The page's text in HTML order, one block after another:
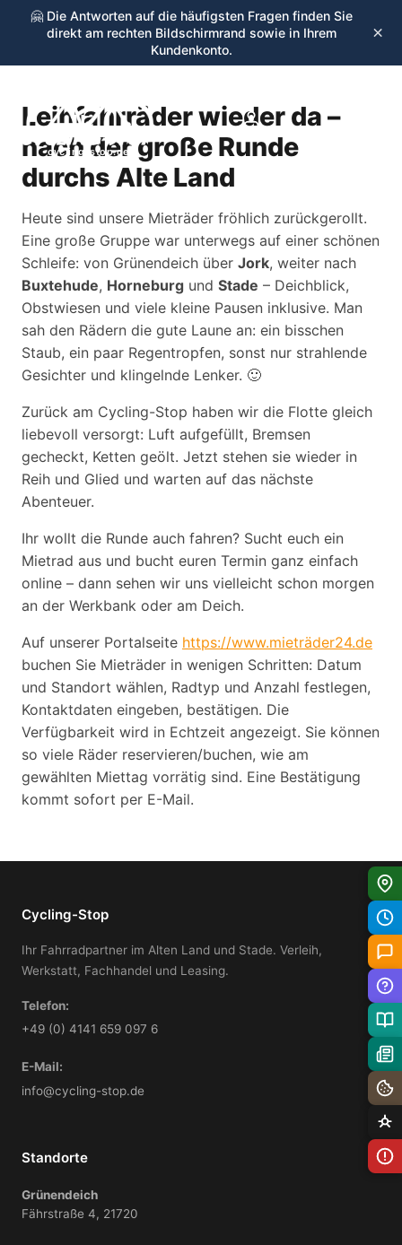
🤗 Die Antworten auf die häufigsten Fragen finden Sie
direkt am rechten Bildschirmrand sowie in Ihrem
Kundenkonto.
×
cycling-stop.de
Leihfahrräder wieder da –
nach der große Runde
durchs Alte Land
Heute sind unsere Mieträder fröhlich zurückgerollt.
Eine große Gruppe war unterwegs auf einer schönen
Schleife: von Grünendeich über Jork, weiter nach
Buxtehude, Horneburg und Stade – Deichblick,
Obstwiesen und viele kleine Pausen inklusive. Man
sah den Rädern die gute Laune an: ein bisschen
Staub, ein paar Regentropfen, sonst nur strahlende
Gesichter und klingelnde Lenker. 🙂
Zurück am Cycling-Stop haben wir die Flotte gleich
liebevoll versorgt: Luft aufgefüllt, Bremsen
gecheckt, Ketten geölt. Jetzt stehen sie wieder in
Reih und Glied und warten auf das nächste
Abenteuer.
Ihr wollt die Runde auch fahren? Sucht euch ein
Mietrad aus und bucht euren Termin ganz einfach
online – dann sehen wir uns vielleicht schon morgen
an der Werkbank oder am Deich.
Auf unserer Portalseite https://www.mieträder24.de
buchen Sie Mieträder in wenigen Schritten: Datum
und Standort wählen, Radtyp und Anzahl festlegen,
Kontaktdaten eingeben, bestätigen. Die
Verfügbarkeit wird in Echtzeit angezeigt. Sie können
so viele Räder reservieren/buchen, wie am
gewählten Miettag vorrätig sind. Eine Bestätigung
kommt sofort per E-Mail.
Cycling-Stop
Ihr Fahrradpartner im Alten Land und Stade. Verleih,
Werkstatt, Fachhandel und Leasing.
Telefon:
+49 (0) 4141 659 097 6
E-Mail:
info@cycling-stop.de
Standorte
Grünendeich
Fährstraße 4, 21720